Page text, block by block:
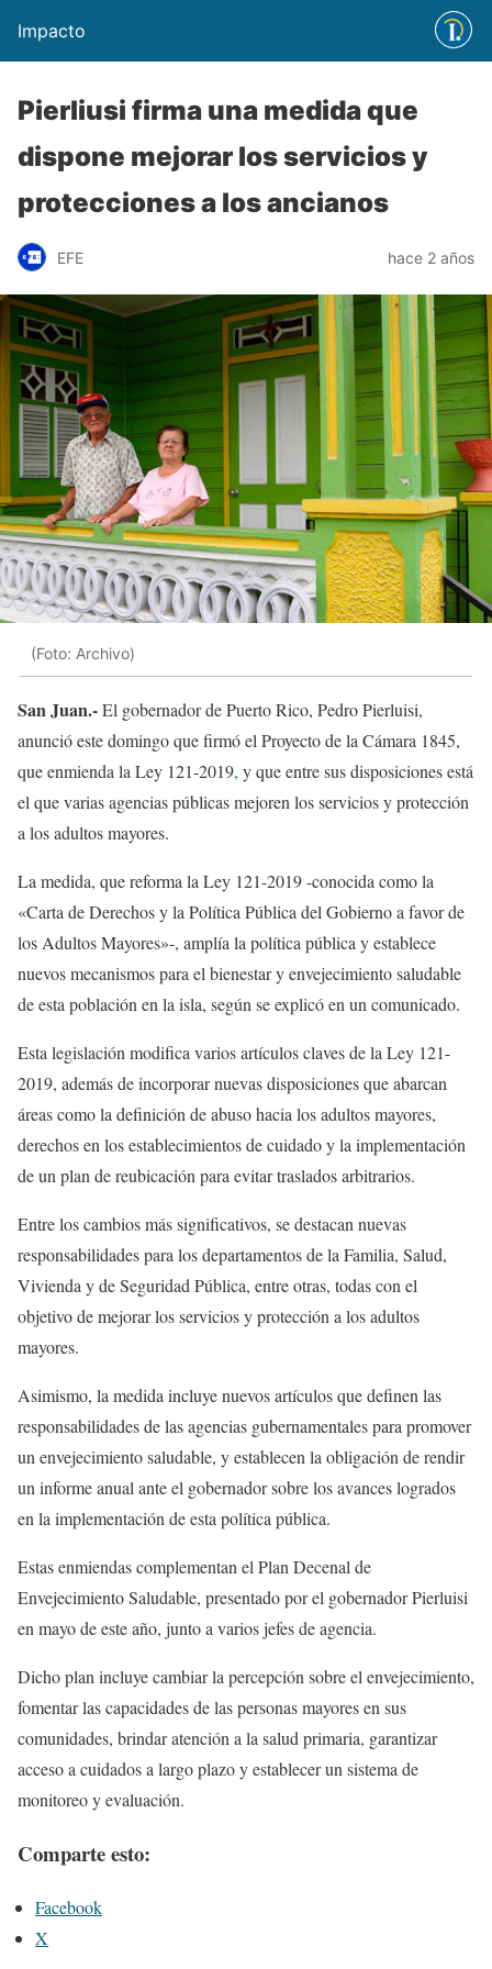
Impacto
Pierliusi firma una medida que
dispone mejorar los servicios y
protecciones a los ancianos
EFE hace 2 años
(Foto: Archivo)
San Juan.-El gobernador de Puerto Rico, Pedro Pierluisi,
anunció este domingo que firmó el Proyecto de la Cámara 1845,
que enmienda la Ley 121-2019, y que entre sus disposiciones está
el que varias agencias públicas mejoren los servicios y protección
a los adultos mayores.
La medida, que reforma la Ley 121-2019 -conocida como la
«Carta de Derechos y la Política Pública del Gobierno a favor de
los Adultos Mayores»-, amplía la política pública y establece
nuevos mecanismos para el bienestar y envejecimiento saludable
de esta población en la isla, según se explicó en un comunicado.
Esta legislación modifica varios artículos claves de la Ley 121-
2019, además de incorporar nuevas disposiciones que abarcan
áreas como la definición de abuso hacia los adultos mayores,
derechos en los establecimientos de cuidado y la implementación
de un plan de reubicación para evitar traslados arbitrarios.
Entre los cambios más significativos, se destacan nuevas
responsabilidades para los departamentos de la Familia, Salud,
Vivienda y de Seguridad Pública, entre otras, todas con el
objetivo de mejorar los servicios y protección a los adultos
mayores.
Asimismo, la medida incluye nuevos artículos que definen las
responsabilidades de las agencias gubernamentales para promover
un envejecimiento saludable, y establecen la obligación de rendir
un informe anual ante el gobernador sobre los avances logrados
en la implementación de esta política pública.
Estas enmiendas complementan el Plan Decenal de
Envejecimiento Saludable, presentado por el gobernador Pierluisi
en mayo de este año, junto a varios jefes de agencia.
Dicho plan incluye cambiar la percepción sobre el envejecimiento,
fomentar las capacidades de las personas mayores en sus
comunidades, brindar atención a la salud primaria, garantizar
acceso a cuidados a largo plazo y establecer un sistema de
monitoreo y evaluación.
Comparte esto:
Facebook
X